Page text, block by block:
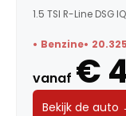
Voertuigsoort
Energielabel
1.5 TSI R-Line DSG
Benzine
vanaf €
Bekijk de auto